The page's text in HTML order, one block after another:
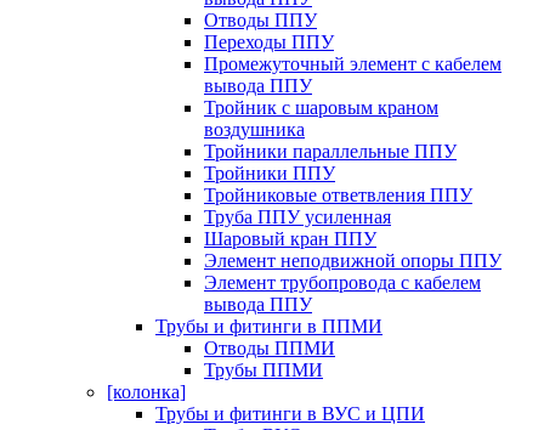
Отводы ППУ
Переходы ППУ
Промежуточный элемент с кабелем
вывода ППУ
Тройник с шаровым краном
воздушника
Тройники параллельные ППУ
Тройники ППУ
Тройниковые ответвления ППУ
Труба ППУ усиленная
Шаровый кран ППУ
Элемент неподвижной опоры ППУ
Элемент трубопровода с кабелем
вывода ППУ
Трубы и фитинги в ППМИ
Отводы ППМИ
Трубы ППМИ
[колонка]
Трубы и фитинги в ВУС и ЦПИ